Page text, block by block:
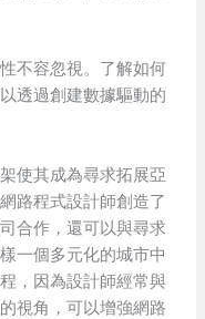
不容忽視。了解如何
透過創建數據驅動的
使其成為尋求拓展亞
路程式設計師創造了
合作，還可以與尋求
一個多元化的城市中
，因為設計師經常與
視角，可以增強網路